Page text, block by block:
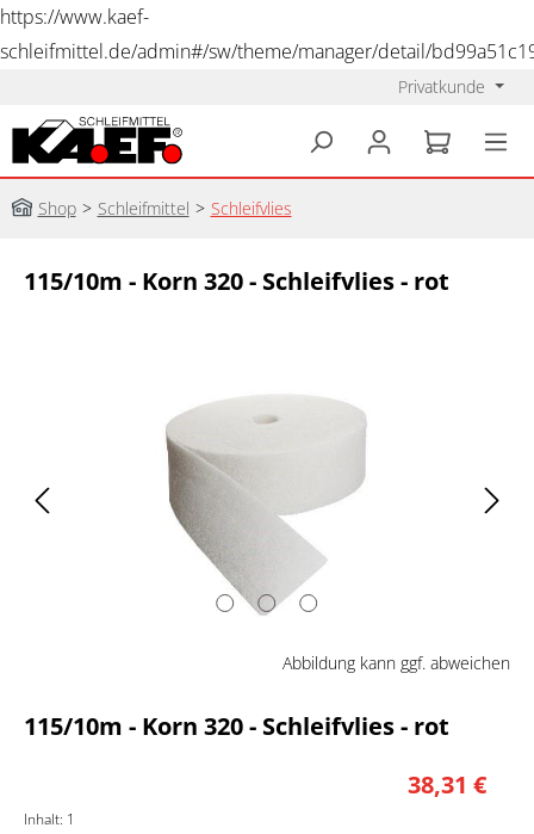
https://www.kaef-
schleifmittel.de/admin#/sw/theme/manager/detail/
Privatkunde
Shop > Schleifmittel > Schleifvlies
115/10m - Korn 320 - Schleifvlies - rot
Abbildung kann ggf. abweichen
115/10m - Korn 320 - Schleifvlies - rot
38,31 €
Inhalt: 1